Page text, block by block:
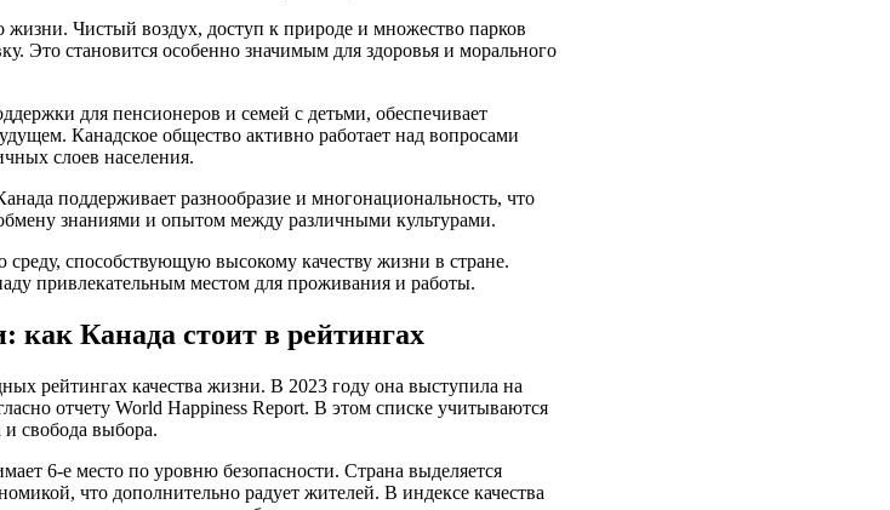
Чистый воздух, доступ к природе и множество парков
Это становится особенно значимым для здоровья и морального
для пенсионеров и семей с детьми, обеспечивает
Канадское общество активно работает над вопросами
слоев населения.
поддерживает разнообразие и многонациональность, что
знаниями и опытом между различными культурами.
способствующую высокому качеству жизни в стране.
привлекательным местом для проживания и работы.
как Канада стоит в рейтингах
рейтингах качества жизни. В 2023 году она выступила на
отчету World Happiness Report. В этом списке учитываются
свобода выбора.
6-е место по уровню безопасности. Страна выделяется
что дополнительно радует жителей. В индексе качества